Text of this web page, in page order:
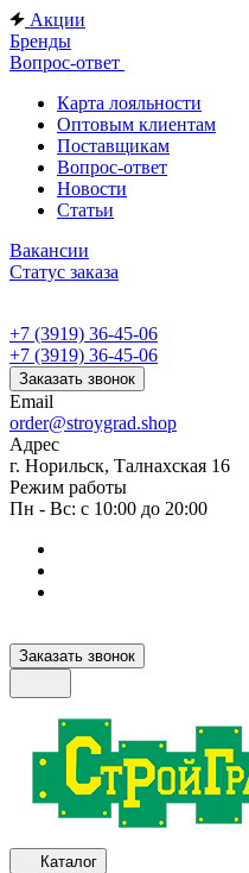
Акции
Бренды
Вопрос-ответ
Карта лояльности
Оптовым клиентам
Поставщикам
Вопрос-ответ
Новости
Статьи
Вакансии
Статус заказа
+7 (3919) 36-45-06
+7 (3919) 36-45-06
Заказать звонок
Email
order@stroygrad.shop
Адрес
г. Норильск, Талнахская 16
Режим работы
Пн - Вс: с 10:00 до 20:00
Заказать звонок
Каталог